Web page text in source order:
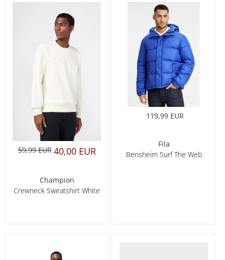
59,99 EUR 40,00 EUR
Champion
Crewneck Sweatshirt White
119,99 EUR
Fila
Bensheim Surf The Web